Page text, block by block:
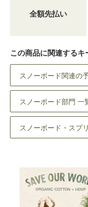
全額先払い
この商品に関連するキ
スノーボード関連の
スノーボード部門 一
スノーボード・スプ